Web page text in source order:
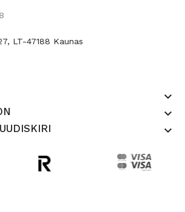
LT-47188 Kaunas
keyboard_arrow_down
keyboard_arrow_down
keyboard_arrow_down